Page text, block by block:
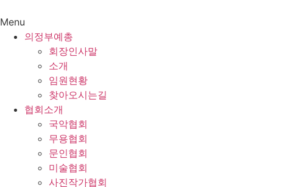
Menu
의정부예총
회장인사말
소개
임원현황
찾아오시는길
협회소개
국악협회
무용협회
문인협회
미술협회
사진작가협회